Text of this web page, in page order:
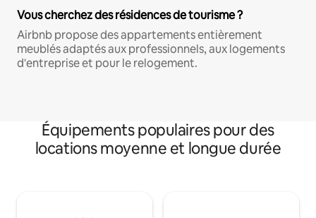
Vous cherchez des résidences de tourisme ?
Airbnb propose des appartements entièrement
meublés adaptés aux professionnels, aux logements
d'entreprise et pour le relogement.
Équipements populaires pour des
locations moyenne et longue durée